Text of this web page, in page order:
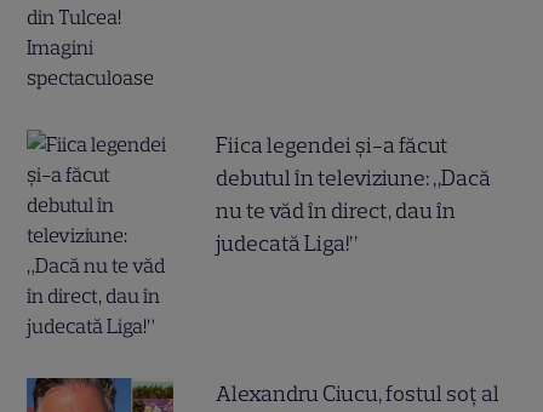
Fiica legendei și-a făcut
debutul în televiziune: „Dacă
nu te văd în direct, dau în
judecată Liga!”
Alexandru Ciucu, fostul soț al